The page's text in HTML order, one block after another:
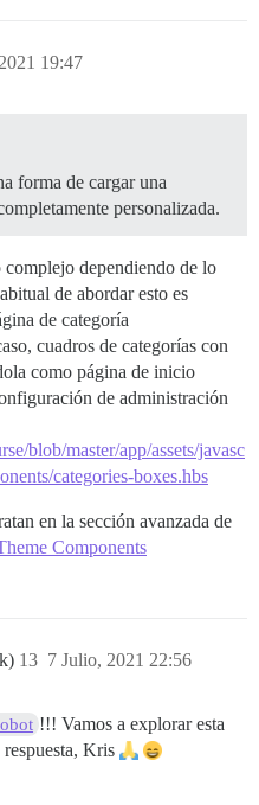
19:47
forma de cargar una
personalizada.
dependiendo de lo
de abordar esto es
de categoría
cuadros de categorías con
como página de inicio
de administración
blob/master/app/assets/javasc
categories-boxes.hbs
en la sección avanzada de
Components
7 Julio, 2021 22:56
13
!!! Vamos a explorar esta
Kris